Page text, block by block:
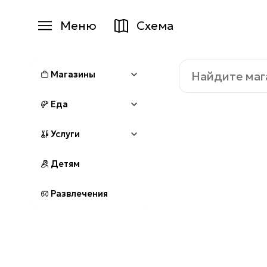
Меню Схема
Еда
Услуги
Найдите
магазин,
ресторан
Магазины
Еда
Услуги
Детям
Развлечения